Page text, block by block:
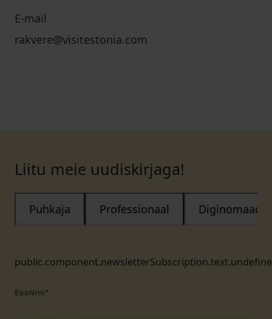
E-mail
rakvere@visitestonia.com
Liitu meie uudiskirjaga!
Puhkaja Professionaal Diginomaad
Eesnimi *